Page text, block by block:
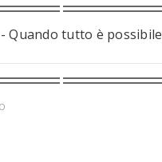
Quando tutto è possibile